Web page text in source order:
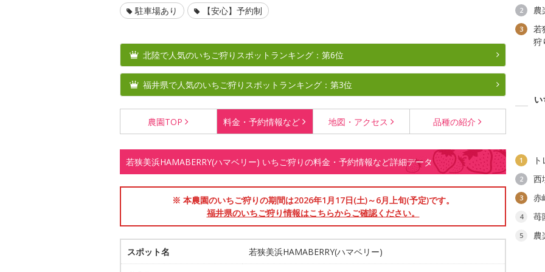
駐車場あり 【安心】予約制
北陸で人気のいちご狩りスポットランキング：第6位
福井県で人気のいちご狩りスポットランキング：第3位
農園TOP 料金・予約情報など 地図・ アクセス 品種の紹介
若狭美浜HAMABERRY(ハマベリー) いちご狩りの料金・予約情報など詳細データ
※ 本農園のいちご狩りの期間は2026年1月17日(土)～6月上旬(予定)です。
福井県のいちご狩り情報はこちらからご確認ください。
スポット名 若狭美浜HAMABERRY(ハマベリー)
2 農
3
若
狩
1
2 西
3 赤
4 苺
5 農